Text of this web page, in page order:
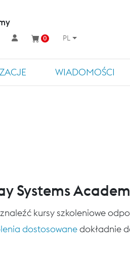
WIADOMOŚCI
0 PL
Systems
kursy szkoleniowe
dostosowanedokładnie